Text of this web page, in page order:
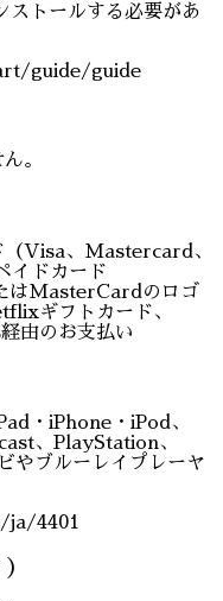
ストールする必要があ
guide/guide
。
（Visa、Mastercard、
イドカード
はMasterCardのロゴ
ギフトカード、
由のお支払い
・iPhone・iPod、
、PlayStation、
やブルーレイプレーヤ
4401